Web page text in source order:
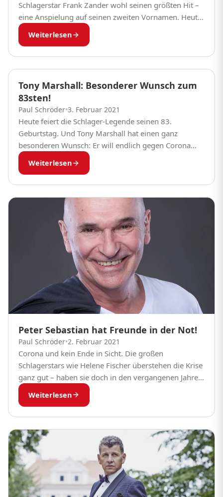
Schlagerstar Frank Zander wohl seinen größten Hit –
eine Anspielung auf seinen zweiten Vornamen. Heute
feiert das Berliner Urgestein seinen 79. Geburtstag.
Wir...
Weiterlesen
Tony Marshall: Besonderer Wunsch zum
83sten!
Paul Schröder•3. Februar 2021
Heute feiert die Schlager-Legende seinen 83.
Geburtstag. Und Tony Marshall hat einen ganz
besonderen Wunsch: Er will endlich gegen Corona
geimpft werden! Das Virus sorgt für Ängste – ganz
besonders...
Weiterlesen
Peter Sebastian hat Freunde in der Not!
Paul Schröder•2. Februar 2021
Corona und kein Ende in Sicht. Die großen
Schlagerstars wie Helene Fischer überstehen die Krise
ganz gut – haben sie doch in den vergangenen Jahren
viel verdient und sich ein...
Weiterlesen